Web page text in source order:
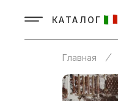
КАТАЛОГ
Главная